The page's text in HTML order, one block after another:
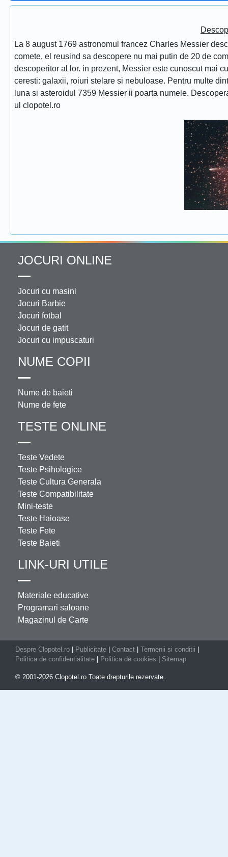
La 8 august 1769 astronomul francez Charles Messier
comete, el reusind sa descopere nu mai putin de 20 de
descoperitor al lor. in prezent, Messier este cunoscut mai
ceresti: galaxii, roiuri stelare si nebuloase. Pentru multe
luna si asteroidul 7359 Messier ii poarta numele.
ul clopotel.ro
JOCURI ONLINE
Jocuri cu masini
Jocuri Barbie
Jocuri fotbal
Jocuri de gatit
Jocuri cu impuscaturi
NUME COPII
Nume de baieti
Nume de fete
TESTE ONLINE
Teste Vedete
Teste Psihologice
Teste Cultura Generala
Teste Compatibilitate
Mini-teste
Teste Haioase
Teste Fete
Teste Baieti
LINK-URI UTILE
Materiale educative
Programari saloane
Magazinul de Carte
Despre Clopotel.ro Publicitate Contact Termenii si conditii
Politica de confidentialitate
Politica de cookies Sitemap
© 2001-2026 Clopotel.ro Toate drepturile rezervate.